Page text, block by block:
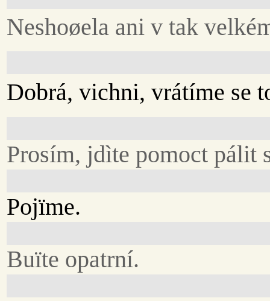
Neshoøela ani v tak
Dobrá, vichni, vrátíme se
Prosím, jdìte pomoct pálit
Pojïme.
Buïte opatrní.